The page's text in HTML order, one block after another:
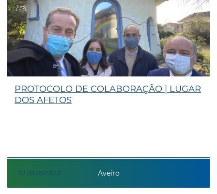
30 dezembro
PROTOCOLO DE COLABORAÇÃO | LUGAR
DOS AFETOS
Aveiro